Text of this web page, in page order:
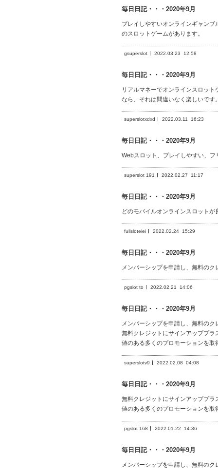
毎日日記・・・2020年9月
プレイしやすいオンラインギャン
のスロットゲームがあります。
gsuperslot 2022.03.23 12:58
毎日日記・・・2020年9月
リアルマネーでオンラインスロッ
なら、それは間違いなく楽しいです
superslotxdxd 2022.03.11 16:23
毎日日記・・・2020年9月
Webスロット、プレイしやすい、
superslot 191 2022.02.27 11:17
毎日日記・・・2020年9月
どのモバイルオンラインスロット
fullsloteiei 2022.02.24 15:29
毎日日記・・・2020年9月
メンバーシップを申請し、無料の
pgslot to 2022.02.21 14:06
毎日日記・・・2020年9月
メンバーシップを申請し、無料の
無料クレジットにサインアッププ
値のある多くのプロモーションを取
superslotv9 2022.02.08 04:08
毎日日記・・・2020年9月
無料クレジットにサインアッププ
値のある多くのプロモーションを取
pgslot 168 2022.01.22 14:36
毎日日記・・・2020年9月
メンバーシップを申請し、無料の